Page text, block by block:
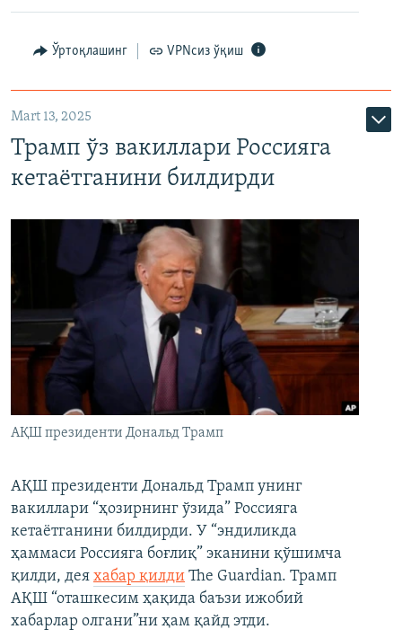
Ўртоқлашинг VPNсиз ўқиш
Mart 13, 2025
Трамп ўз вакиллари Россияга
кетаётганини билдирди
АҚШ президенти Дональд Трамп
АҚШ президенти Дональд Трамп унинг
вакиллари “ҳозирнинг ўзида” Россияга
кетаётганини билдирди. У “эндиликда
ҳаммаси Россияга боғлиқ” эканини қўшимча
қилди, дея хабар қилди The Guardian. Трамп
АҚШ “оташкесим ҳақида баъзи ижобий
хабарлар олгани”ни ҳам қайд этди.